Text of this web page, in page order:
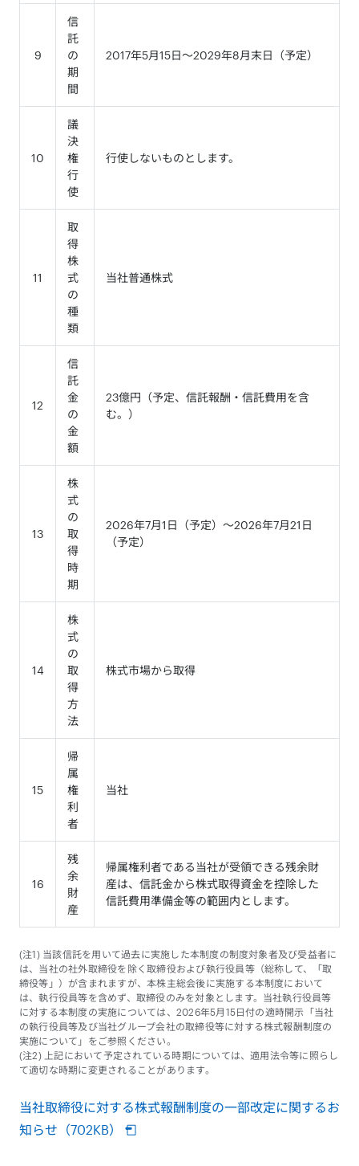
9
信
託
の
期
間
2017年5⽉15⽇～2029年8月末日（予定）
10
議
決
権
行
使
行使しないものとします。
11
取
得
株
式
の
種
類
当社普通株式
12
信
託
金
の
金
額
23億円（予定、信託報酬・信託費用を含
む。）
13
株
式
の
取
得
時
期
2026年7月1日（予定）～2026年7月21日
（予定）
14
株
式
の
取
得
方
法
株式市場から取得
15
帰
属
権
利
者
当社
16
残
余
財
産
帰属権利者である当社が受領できる残余財
産は、信託金から株式取得資金を控除した
信託費用準備金等の範囲内とします。
(注1) 当該信託を用いて過去に実施した本制度の制度対象者及び受益者に
は、当社の社外取締役を除く取締役および執行役員等（総称して、「取
締役等」）が含まれますが、本株主総会後に実施する本制度において
は、執行役員等を含めず、取締役のみを対象とします。当社執行役員等
に対する本制度の実施については、2026年5月15日付の適時開示「当社
の執行役員等及び当社グループ会社の取締役等に対する株式報酬制度の
実施について」をご参照ください。
(注2) 上記において予定されている時期については、適用法令等に照らし
て適切な時期に変更されることがあります。
当社取締役に対する株式報酬制度の一部改定に関するお
知らせ（702KB）